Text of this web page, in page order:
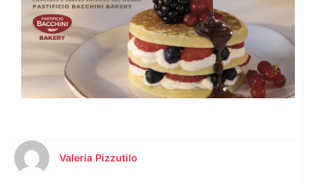
Valeria Pizzutilo